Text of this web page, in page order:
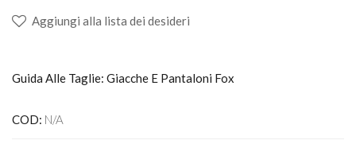
Aggiungi alla lista dei desideri
Guida Alle Taglie: Giacche E Pantaloni Fox
COD: N/A